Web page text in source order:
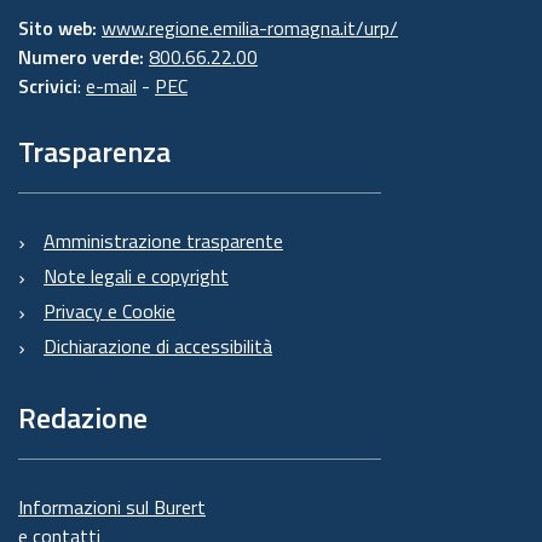
Sito web: www.regione.emilia-romagna.it/urp/
Numero verde: 800.66.22.00
Scrivici: e-mail - PEC
Trasparenza
Amministrazione trasparente
Note legali e copyright
Privacy e Cookie
Dichiarazione di accessibilità
Redazione
Informazioni sul Burert
e contatti